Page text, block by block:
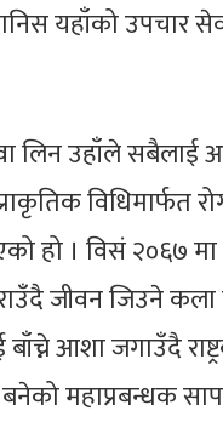
यहाँको उपचार
लिन उहाँले सबैलाई
विधिमार्फत
हो । विसं २०६७ मा
जीवन जिउने
आशा जगाउँदै
महाप्रबन्धक